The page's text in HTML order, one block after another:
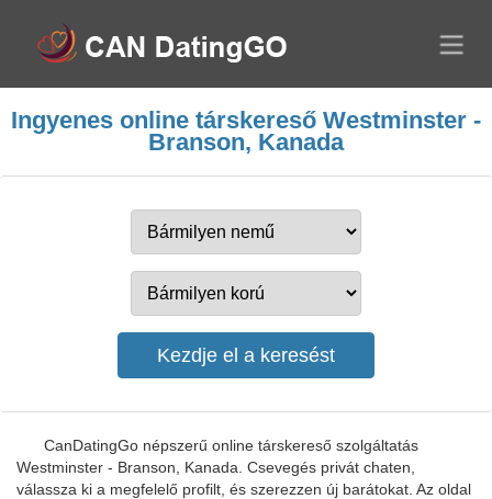
Ingyenes online társkereső Westminster -
Branson, Kanada
CanDatingGo népszerű online társkereső szolgáltatás
Westminster - Branson, Kanada. Csevegés privát chaten,
válassza ki a megfelelő profilt, és szerezzen új barátokat. Az oldal